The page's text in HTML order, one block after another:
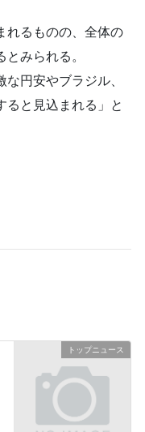
れるものの、全体の
みられる。
円安やブラジル、
ると見込まれる」と
トップニュース